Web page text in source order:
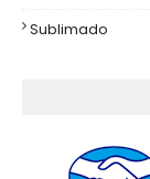
Sublimado